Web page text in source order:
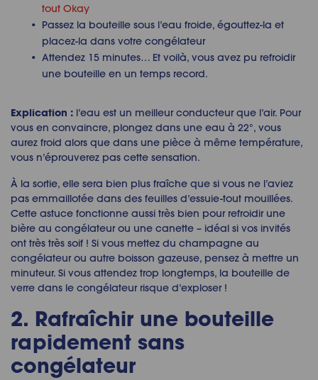
tout Okay
Passez la bouteille sous l’eau froide, égouttez-la et
placez-la dans votre congélateur
Attendez 15 minutes… Et voilà, vous avez pu refroidir
une bouteille en un temps record.
Explication : l’eau est un meilleur conducteur que l’air. Pour
vous en convaincre, plongez dans une eau à 22°, vous
aurez froid alors que dans une pièce à même température,
vous n’éprouverez pas cette sensation.
À la sortie, elle sera bien plus fraîche que si vous ne l’aviez
pas emmaillotée dans des feuilles d’essuie-tout mouillées.
Cette astuce fonctionne aussi très bien pour refroidir une
bière au congélateur ou une canette – idéal si vos invités
ont très très soif ! Si vous mettez du champagne au
congélateur ou autre boisson gazeuse, pensez à mettre un
minuteur. Si vous attendez trop longtemps, la bouteille de
verre dans le congélateur risque d’exploser !
2. Rafraîchir une bouteille
rapidement sans
congélateur